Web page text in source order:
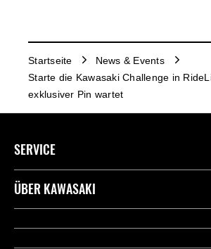
Startseite
News & Events
Starte die Kawasaki Challenge in
exklusiver Pin wartet
SERVICE
Kontaktiere uns
ÜBER KAWASAKI
Kawasaki Deutschland